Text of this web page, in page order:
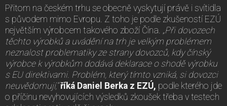
Přitom na českém trhu se obecně vyskytují právě i svítidla
s původem mimo Evropu. Z toho je podle zkušeností EZÚ
největším výrobcem takového zboží Čína. „Při dovozech
těchto výrobků a uvádění na trh je velkým problémem
neznalost problematiky ze strany dovozců, kdy čínský
výrobce k výrobkům dodává deklarace o shodě výrobku
s EU direktivami. Problém, který tímto vzniká, si dovozci
neuvědomují,“ říká Daniel Berka z EZÚ, podle kterého jde
o příčinu nevyhovujících výsledků zkoušek třeba v testech